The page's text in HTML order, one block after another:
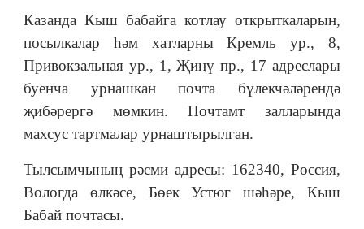
Казанда Кыш бабайга котлау открыткаларын,
посылкалар һәм хатларны Кремль ур., 8,
Привокзальная ур., 1, Җиңү пр., 17 адреслары
буенча урнашкан почта бүлекчәләрендә
җибәрергә мөмкин. Почтамт залларында
махсус тартмалар урнаштырылган.
Тылсымчының рәсми адресы: 162340, Россия,
Вологда өлкәсе, Бөек Устюг шәһәре, Кыш
Бабай почтасы.